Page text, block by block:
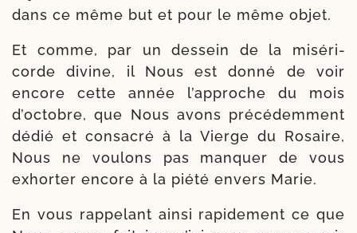
dans ce même but et pour le même objet.
Et comme, par un des­sein de la misé­ri­
corde divine, il Nous est don­né de voir
encore cette année l’approche du mois
d’octobre, que Nous avons pré­cé­dem­ment
dédié et consa­cré à la Vierge du Rosaire,
Nous ne vou­lons pas man­quer de vous
exhor­ter encore à la pié­té envers Marie.
En vous rap­pe­lant ain­si rapi­de­ment ce que